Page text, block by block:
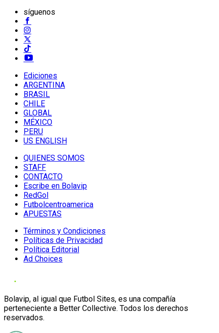
síguenos
Ediciones
ARGENTINA
BRASIL
CHILE
GLOBAL
MÉXICO
PERU
US ENGLISH
QUIENES SOMOS
STAFF
CONTACTO
Escribe en Bolavip
RedGol
Futbolcentroamerica
APUESTAS
Términos y Condiciones
Políticas de Privacidad
Política Editorial
Ad Choices
Bolavip, al igual que Futbol Sites, es una compañía
perteneciente a Better Collective. Todos los derechos
reservados.